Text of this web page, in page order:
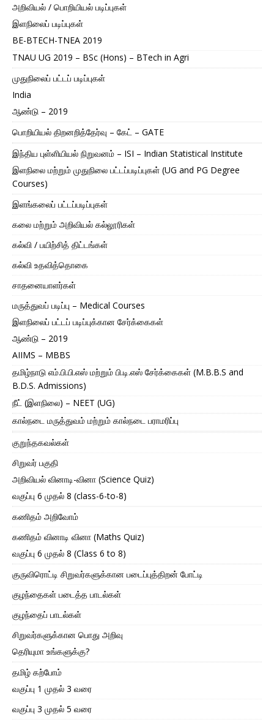
அறிவியல் / பொறியியல் படிப்புகள்
இளநிலைப் படிப்புகள்
BE-BTECH-TNEA 2019
TNAU UG 2019 – BSc (Hons) – BTech in Agri
முதுநிலைப் பட்டப் படிப்புகள்
India
ஆண்டு – 2019
பொறியியல் திறனறித்தேர்வு – கேட் – GATE
இந்திய புள்ளியியல் நிறுவனம் – ISI – Indian Statistical Institute
இளநிலை மற்றும் முதுநிலை பட்டப்படிப்புகள் (UG and PG Degree
Courses)
இளங்கலைப் பட்டப்படிப்புகள்
கலை மற்றும் அறிவியல் கல்லூரிகள்
கல்வி / பயிற்சித் திட்டங்கள்
கல்வி உதவித்தொகை
சாதனையாளர்கள்
மருத்துவப் படிப்பு – Medical Courses
இளநிலைப் பட்டப் படிப்புக்கான சேர்க்கைகள்
ஆண்டு – 2019
AIIMS – MBBS
தமிழ்நாடு எம்.பி.பி.எஸ் மற்றும் பி.டி.எஸ் சேர்க்கைகள் (M.B.B.S and
B.D.S. Admissions)
நீட் (இளநிலை) – NEET (UG)
கால்நடை மருத்துவம் மற்றும் கால்நடை பராமரிப்பு
குறுந்தகவல்கள்
சிறுவர் பகுதி
அறிவியல் வினாடி-வினா (Science Quiz)
வகுப்பு 6 முதல் 8 (class-6-to-8)
கணிதம் அறிவோம்
கணிதம் வினாடி வினா (Maths Quiz)
வகுப்பு 6 முதல் 8 (Class 6 to 8)
குருவிரொட்டி சிறுவர்களுக்கான படைப்புத்திறன் போட்டி
குழந்தைகள் படைத்த பாடல்கள்
குழந்தைப் பாடல்கள்
சிறுவர்களுக்கான பொது அறிவு
தெரியுமா உங்களுக்கு?
தமிழ் கற்போம்
வகுப்பு 1 முதல் 3 வரை
வகுப்பு 3 முதல் 5 வரை